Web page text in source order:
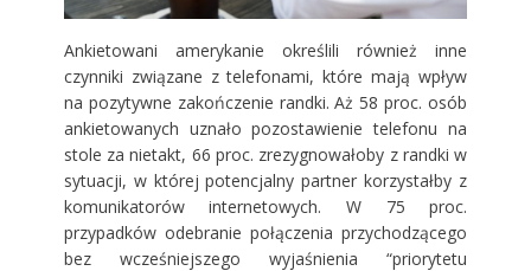
Ankietowani amerykanie określili również inne
czynniki związane z telefonami, które mają wpływ
na pozytywne zakończenie randki. Aż 58 proc. osób
ankietowanych uznało pozostawienie telefonu na
stole za nietakt, 66 proc. zrezygnowałoby z randki w
sytuacji, w której potencjalny partner korzystałby z
komunikatorów internetowych. W 75 proc.
przypadków odebranie połączenia przychodzącego
bez wcześniejszego wyjaśnienia “priorytetu